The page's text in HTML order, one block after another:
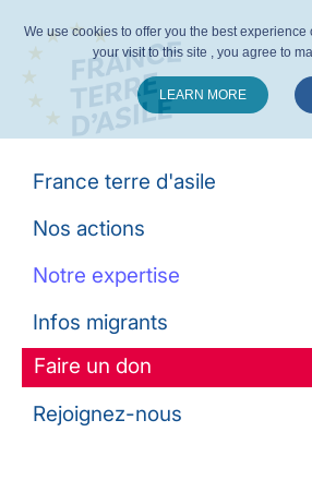
France terre d'asile
Nos actions
Notre expertise
Infos migrants
Faire un don
Rejoignez-nous
We use cookies to offer you the best
your visit to this site , you agree to
LEARN MORE